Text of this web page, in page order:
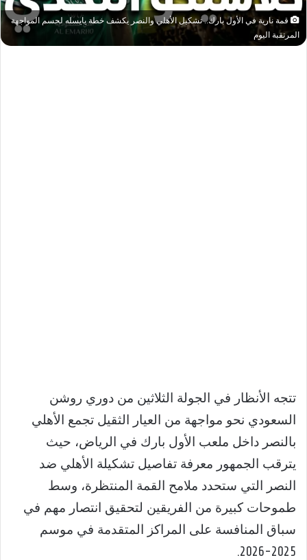
قمة نارية في الأول بارك.. تشكيل الأهلي والنصر يكشف خطة يايسله لحسم المواجهة
المرتقبة اليوم
تتجه الأنظار في الجولة الثلاثين من دوري روشن
السعودي نحو مواجهة من العيار الثقيل تجمع الأهلي
بالنصر داخل ملعب الأول بارك في الرياض، حيث
يترقب الجمهور معرفة تفاصيل تشكيلة الأهلي ضد
النصر التي ستحدد ملامح القمة المنتظرة، وسط
طموحات كبيرة من الفريقين لتحقيق انتصار مهم في
سباق المنافسة على المراكز المتقدمة في موسم
2025-2026.